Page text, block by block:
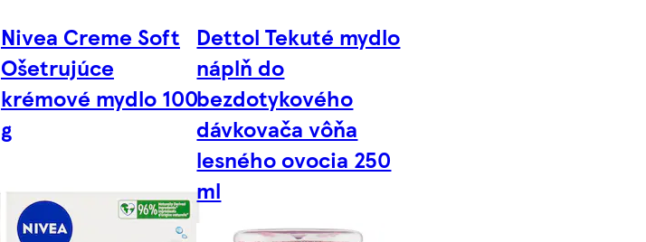
Nivea Creme Soft
Ošetrujúce
krémové mydlo 100
g
Dettol Tekuté mydlo
náplň do
bezdotykového
dávkovača vôňa
lesného ovocia 250
ml